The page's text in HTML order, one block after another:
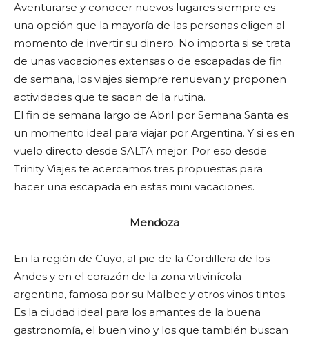
Aventurarse y conocer nuevos lugares siempre es
una opción que la mayoría de las personas eligen al
momento de invertir su dinero. No importa si se trata
de unas vacaciones extensas o de escapadas de fin
de semana, los viajes siempre renuevan y proponen
actividades que te sacan de la rutina.
El fin de semana largo de Abril por Semana Santa es
un momento ideal para viajar por Argentina. Y si es en
vuelo directo desde SALTA mejor. Por eso desde
Trinity Viajes te acercamos tres propuestas para
hacer una escapada en estas mini vacaciones.
Mendoza
En la región de Cuyo, al pie de la Cordillera de los
Andes y en el corazón de la zona vitivinícola
argentina, famosa por su Malbec y otros vinos tintos.
Es la ciudad ideal para los amantes de la buena
gastronomía, el buen vino y los que también buscan